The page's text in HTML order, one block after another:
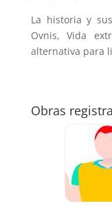
La historia y
Ovnis, Vida
alternativa para
Obras